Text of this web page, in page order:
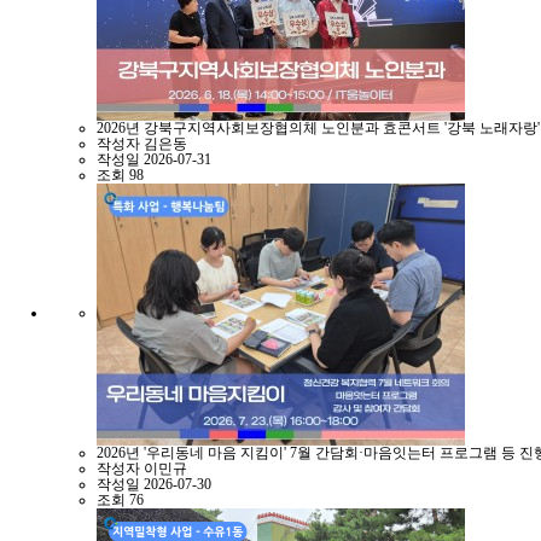
2026년 강북구지역사회보장협의체 노인분과 효콘서트 '강북 노래자랑
작성자 김은동
작성일 2026-07-31
조회 98
2026년 '우리동네 마음 지킴이' 7월 간담회·마음잇는터 프로그램 등 진
작성자 이민규
작성일 2026-07-30
조회 76